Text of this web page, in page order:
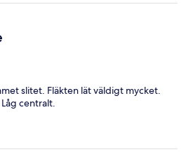
slitet. Fläkten lät väldigt mycket.
centralt.